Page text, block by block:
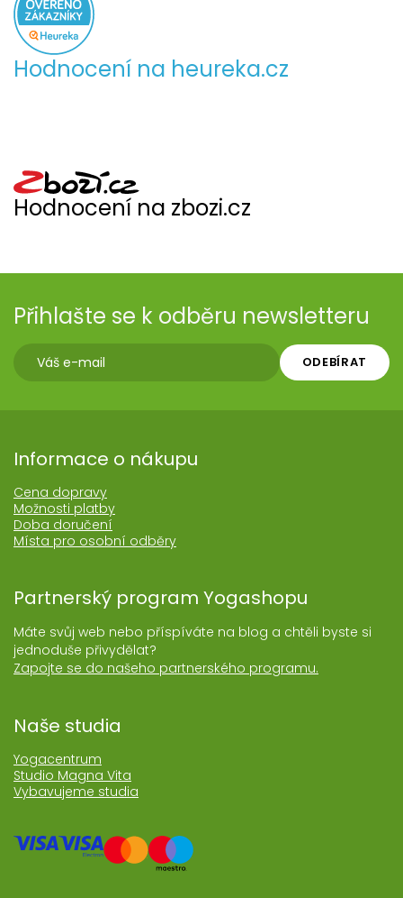
Hodnocení na heureka.cz
Hodnocení na zbozi.cz
Přihlašte se k odběru newsletteru
ODEBÍRAT
Informace o nákupu
Cena dopravy
Možnosti platby
Doba doručení
Místa pro osobní odběry
Partnerský program Yogashopu
Máte svůj web nebo příspíváte na blog a chtěli byste si
jednoduše přivydělat?
Zapojte se do našeho partnerského programu.
Naše studia
Yogacentrum
Studio Magna Vita
Vybavujeme studia